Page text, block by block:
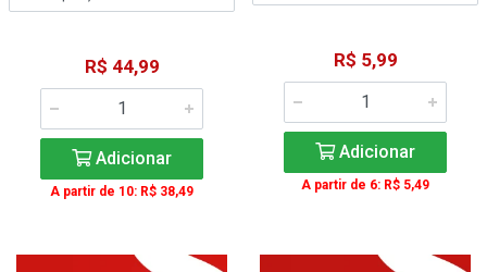
R$ 44,99
Adicionar
A partir de 10: R$ 38,49
R$ 5,99
Adicionar
A partir de 6: R$ 5,49